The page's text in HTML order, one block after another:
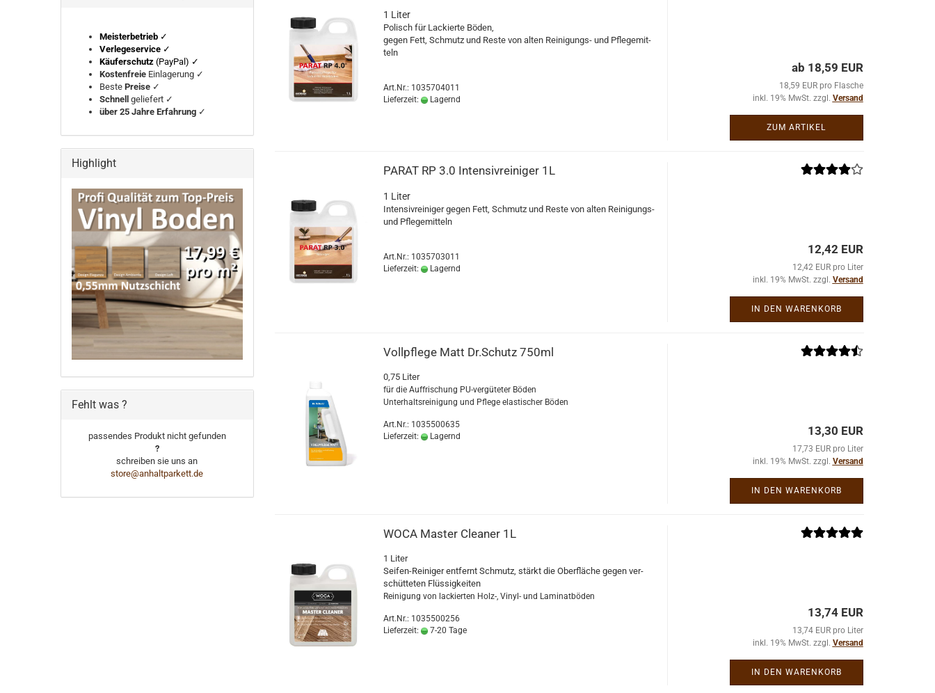
1 Liter
Po­lisch für La­ckier­te Böden,
gegen Fett, Schmutz und Reste von alten Reinigungs-​ und Pfle­ge­mit­
teln
Art.Nr.: 1035704011
Lieferzeit:
Lagernd
ab 18,59 EUR
18,59 EUR pro Flasche
inkl. 19% MwSt. zzgl. Versand
ZUM ARTIKEL
PARAT RP 3.0 In­ten­siv­rei­ni­ger 1L
1 Liter
In­ten­siv­rei­ni­ger gegen Fett, Schmutz und Reste von alten Reinigungs-​
und Pfle­ge­mit­teln
Art.Nr.: 1035703011
Lieferzeit:
Lagernd
12,42 EUR
12,42 EUR pro Liter
inkl. 19% MwSt. zzgl. Versand
IN DEN WARENKORB
Voll­pfle­ge Matt Dr.Schutz 750ml
0,75 Liter
für die Auf­fri­schung PU-​vergüteter Böden
Un­ter­halts­rei­ni­gung und Pfle­ge elas­ti­scher Böden
Art.Nr.: 1035500635
Lieferzeit:
Lagernd 13,30 EUR
17,73 EUR pro Liter
inkl. 19% MwSt. zzgl. Versand
IN DEN WARENKORB
WOCA Mas­ter Clea­ner 1L
1 Liter
Seifen-​Reiniger ent­fernt Schmutz, stärkt die Ober­flä­che gegen ver­
schüt­te­ten Flüs­sig­kei­ten
Rei­ni­gung von la­ckier­ten Holz-, Vinyl-​ und La­mi­nat­bö­den
Art.Nr.: 1035500256
Lieferzeit:
7-20 Tage
13,74 EUR
13,74 EUR pro Liter
inkl. 19% MwSt. zzgl. Versand
IN DEN WARENKORB
Meisterbetrieb ✓
Verlegeservice ✓
Käuferschutz (PayPal) ✓
Kostenfreie Einlagerung ✓
Beste Preise ✓
Schnell geliefert ✓
über 25 Jahre Erfahrung ✓
Highlight
Fehlt was ?
passendes Produkt nicht gefunden
?
schreiben sie uns an
store@anhaltparkett.de